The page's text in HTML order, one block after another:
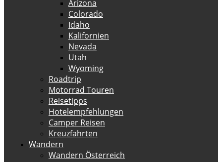
Arizona
Colorado
Idaho
Kalifornien
Nevada
Utah
Wyoming
Roadtrip
Motorrad Touren
Reisetipps
Hotelempfehlungen
Camper Reisen
Kreuzfahrten
Wandern
Wandern Österreich